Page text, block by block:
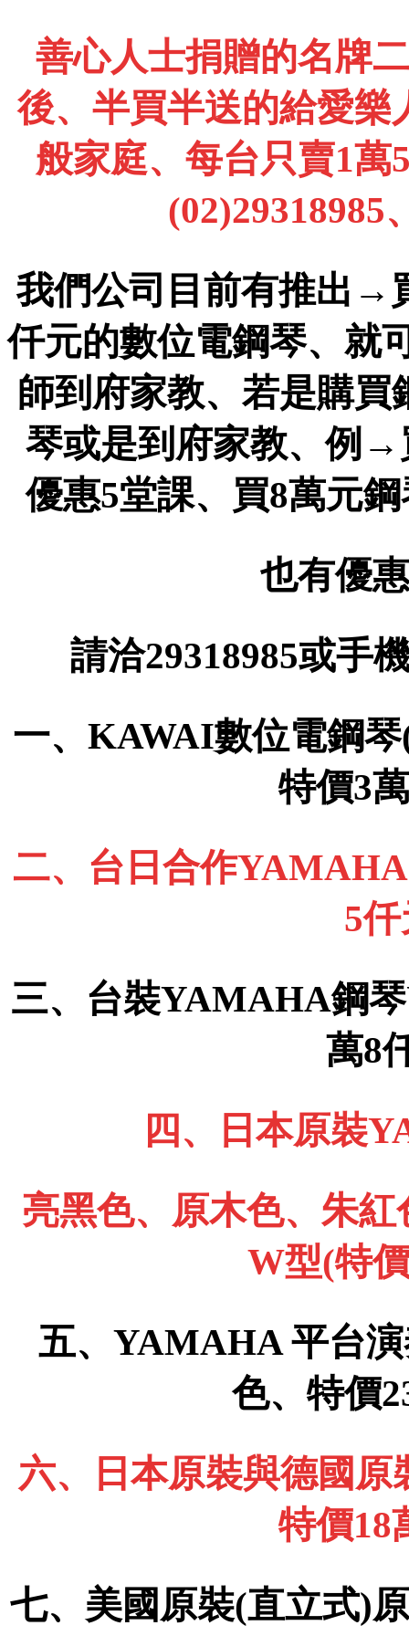
善心人士捐贈的名牌
後、半買半送的給愛樂
般家庭、每台只賣1萬
(02)29318985
我們公司目前有推出→
仟元的數位電鋼琴、就
師到府家教、若是購
琴或是到府家教、例→
優惠5堂課、買8萬元
也有優
請洽29318985或手
一、KAWAI數位電鋼
特價3
二、台日合作
5
三、台裝YAMAHA鋼
萬8
四、日本原裝
亮黑色、原木色、朱
W型(特
五、YAMAHA 平台
色、特價
六、日本原裝與德國
特價18
七、美國原裝(直立式)